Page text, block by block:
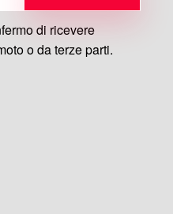
di ricevere
o da terze parti.